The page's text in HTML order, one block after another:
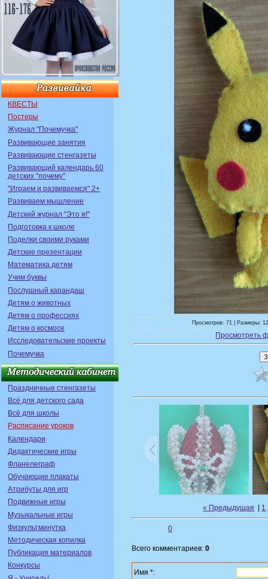
КВЕСТЫ
Постеры
Журнал "Почемучка"
Развивающие занятия
Развивающие стенгазеты
Развивающий календарь 60
детских "почему"
"Играем и развиваемся" 2+
Развиваем мышление
Детский журнал "Это я!"
Подготовка к школе
Поделки своими руками
Детские презентации
Математика детям
Учим буквы
Послушный карандаш
Детям о животных
Детям о профессиях
Детям о космосе
Исследовательские проекты
Почемучка
Праздничные стенгазеты
Всё для детского сада
Всё для школы
Расписание уроков
Календари
Дидактические игры
Фланелеграф
Обучающие плакаты
Атрибуты для игр
Подвижные игры
Музыкальные игры
Физкультминутка
Методическая копилка
Публикация материалов
Конкурсы
Просмотров: 71 | Размеры:
Просмотреть
« Предыдущая 1
0
Всего комментариев: 0
Имя *: